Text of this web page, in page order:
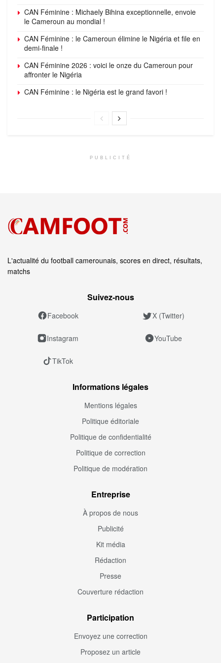
CAN Féminine : Michaely Bihina exceptionnelle, envoie
le Cameroun au mondial !
CAN Féminine : le Cameroun élimine le Nigéria et file en
demi-finale !
CAN Féminine 2026 : voici le onze du Cameroun pour
affronter le Nigéria
CAN Féminine : le Nigéria est le grand favori !
PUBLICITÉ
L'actualité du football camerounais, scores en direct, résultats,
matchs
Suivez‑nous
Facebook X (Twitter)
Instagram YouTube
TikTok
Informations légales
Mentions légales
Politique éditoriale
Politique de confidentialité
Politique de correction
Politique de modération
Entreprise
À propos de nous
Publicité
Kit média
Rédaction
Presse
Couverture rédaction
Participation
Envoyez une correction
Proposez un article